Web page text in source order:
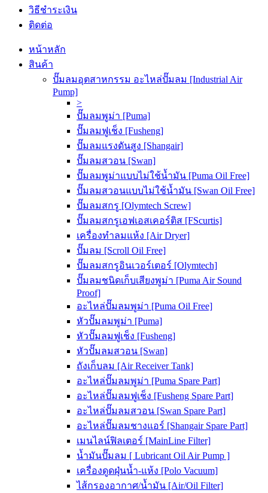
วิธีชำระเงิน
ติดต่อ
หน้าหลัก
สินค้า
ปั๊มลมอุตสาหกรรม อะไหล่ปั๊มลม [Industrial Air
Pump]
>
ปั๊มลมพูม่า [Puma]
ปั๊มลมฟูเช็ง [Fusheng]
ปั๊มลมแรงดันสูง [Shangair]
ปั๊มลมสวอน [Swan]
ปั๊มลมพูม่าแบบไม่ใช้น้ำมัน [Puma Oil Free]
ปั๊มลมสวอนแบบไม่ใช้น้ำมัน [Swan Oil Free]
ปั๊มลมสกรู [Olymtech Screw]
ปั๊มลมสกรูเอฟเอสเคอร์ติส [FScurtis]
เครื่องทำลมแห้ง [Air Dryer]
ปั๊มลม [Scroll Oil Free]
ปั๊มลมสกรูอินเวอร์เตอร์ [Olymtech]
ปั๊มลมชนิดเก็บเสียงพูม่า [Puma Air Sound
Proof]
อะไหล่ปั๊มลมพูม่า [Puma Oil Free]
หัวปั๊มลมพูม่า [Puma]
หัวปั๊มลมฟูเช็ง [Fusheng]
หัวปั๊มลมสวอน [Swan]
ถังเก็บลม [Air Receiver Tank]
อะไหล่ปั๊มลมพูม่า [Puma Spare Part]
อะไหล่ปั๊มลมฟูเช็ง [Fusheng Spare Part]
อะไหล่ปั๊มลมสวอน [Swan Spare Part]
อะไหล่ปั๊มลมชางแอร์ [Shangair Spare Part]
เมนไลน์ฟิลเตอร์ [MainLine Filter]
น้ำมันปั๊มลม [ Lubricant Oil Air Pump ]
เครื่องดูดฝุ่นน้ำ-แห้ง [Polo Vacuum]
ไส้กรองอากาศ/น้ำมัน [Air/Oil Filter]